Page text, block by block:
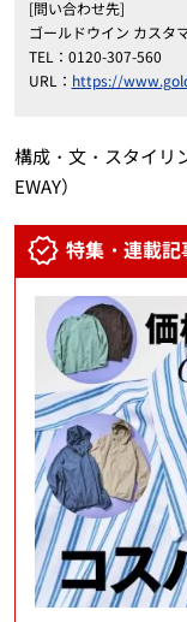
[問い合わせ先]
ゴールドウイン カスタ
TEL：0120-307-560
URL： https://
構成・文・スタイリ
EWAY）
特集・連載記